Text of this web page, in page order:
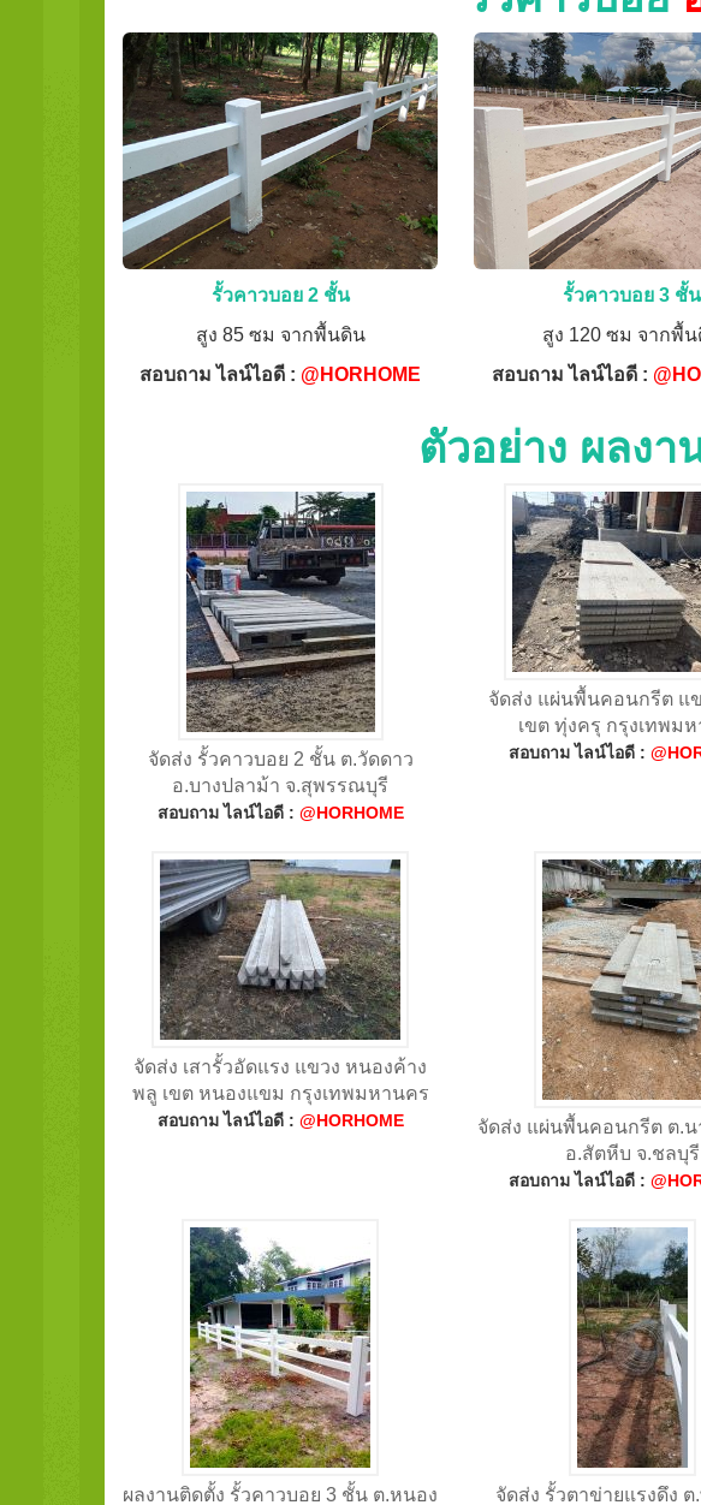
รั้วคาวบอย 2 ชั้น
สูง 85 ซม จากพื้นดิน
สอบถาม ไลน์ไอดี : @HORHOME
รั้วคาวบอย 3 ชั้น
สูง 120 ซม จากพื้
สอบถาม ไลน์ไอดี :
ตัวอย่าง ผลงา
จัดส่ง รั้วคาวบอย 2 ชั้น ต.วัดดาว
อ.บางปลาม้า จ.สุพรรณบุรี
สอบถาม ไลน์ไอดี : @HORHOME
จัดส่ง แผ่นพื้นคอนกรีต แ
เขต ทุ่งครุ กรุงเทพม
สอบถาม ไลน์ไอดี :
จัดส่ง เสารั้วอัดแรง แขวง หนองค้าง
พลู เขต หนองแขม กรุงเทพมหานคร
สอบถาม ไลน์ไอดี : @HORHOME
จัดส่ง แผ่นพื้นคอนกรีต ต.น
อ.สัตหีบ จ.ชลบุรี
สอบถาม ไลน์ไอดี :
ผลงานติดตั้ง รั้วคาวบอย 3 ชั้น ต.หนอง จัดส่ง รั้วตาข่ายแรงดึง